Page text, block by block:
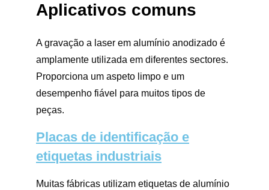
Aplicativos comuns
A gravação a laser em alumínio anodizado é
amplamente utilizada em diferentes sectores.
Proporciona um aspeto limpo e um
desempenho fiável para muitos tipos de
peças.
Placas de identificação e
etiquetas industriais
Muitas fábricas utilizam etiquetas de alumínio